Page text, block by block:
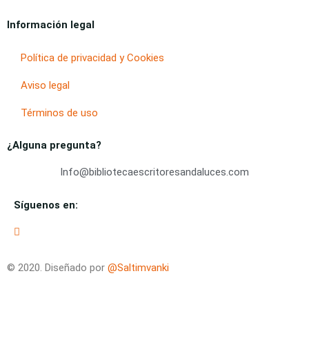
Información legal
Política de privacidad y Cookies
Aviso legal
Términos de uso
¿Alguna pregunta?
Info@bibliotecaescritoresandaluces.com
© 2020. Diseñado por @Saltimvanki
Síguenos en: